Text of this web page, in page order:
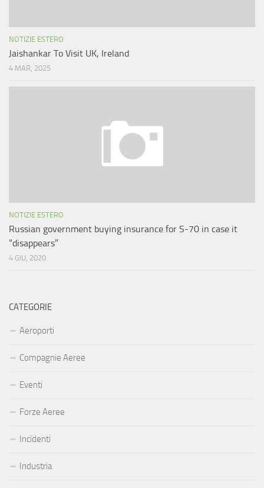
NOTIZIE ESTERO
Jaishankar To Visit UK, Ireland
4 MAR, 2025
NOTIZIE ESTERO
Russian government buying insurance for S-70 in case it
“disappears”
4 GIU, 2020
CATEGORIE
Aeroporti
Compagnie Aeree
Eventi
Forze Aeree
Incidenti
Industria